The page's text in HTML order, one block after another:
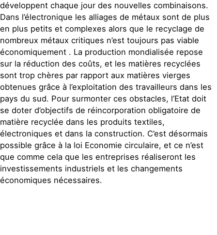
développent chaque jour des nouvelles combinaisons.
Dans l’électronique les alliages de métaux sont de plus
en plus petits et complexes alors que le recyclage de
nombreux métaux critiques n’est toujours pas viable
économiquement . La production mondialisée repose
sur la réduction des coûts, et les matières recyclées
sont trop chères par rapport aux matières vierges
obtenues grâce à l’exploitation des travailleurs dans les
pays du sud. Pour surmonter ces obstacles, l’Etat doit
se doter d’objectifs de réincorporation obligatoire de
matière recyclée dans les produits textiles,
électroniques et dans la construction. C’est désormais
possible grâce à la loi Economie circulaire, et ce n’est
que comme cela que les entreprises réaliseront les
investissements industriels et les changements
économiques nécessaires.